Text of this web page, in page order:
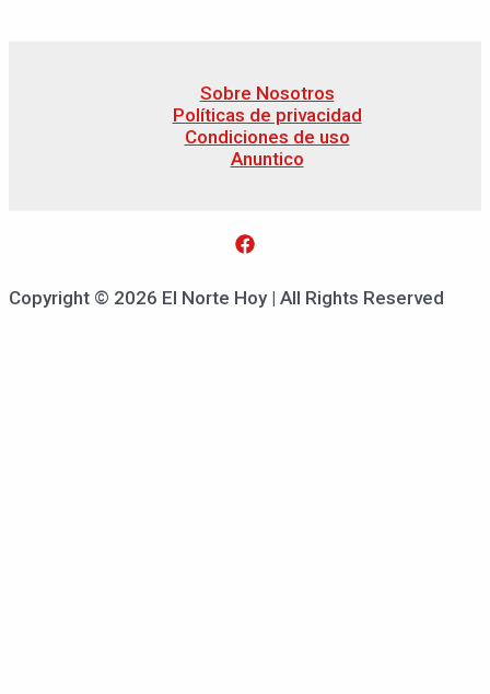
Sobre Nosotros
Políticas de privacidad
Condiciones de uso
Anuntico
Copyright © 2026 El Norte Hoy | All Rights Reserved